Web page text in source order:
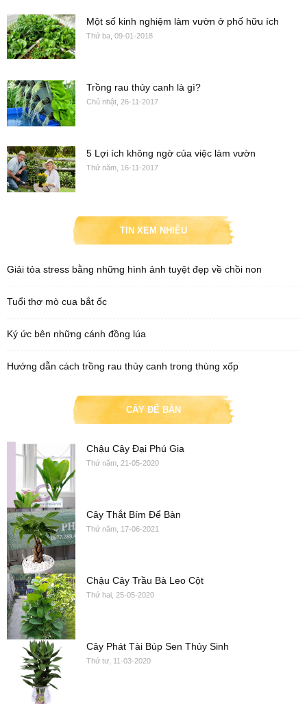
Một số kinh nghiệm làm vườn ở phố hữu ích
Thứ ba, 09-01-2018
Trồng rau thủy canh là gì?
Chủ nhật, 26-11-2017
5 Lợi ích không ngờ của việc làm vườn
Thứ năm, 16-11-2017
TIN XEM NHIỀU
Giải tỏa stress bằng những hình ảnh tuyệt đẹp về chồi non
Tuổi thơ mò cua bắt ốc
Ký ức bên những cánh đồng lúa
Hướng dẫn cách trồng rau thủy canh trong thùng xốp
CÂY ĐỂ BÀN
Chậu Cây Đại Phú Gia
Thứ năm, 21-05-2020
Cây Thắt Bím Để Bàn
Thứ năm, 17-06-2021
Chậu Cây Trầu Bà Leo Cột
Thứ hai, 25-05-2020
Cây Phát Tài Búp Sen Thủy Sinh
Thứ tư, 11-03-2020